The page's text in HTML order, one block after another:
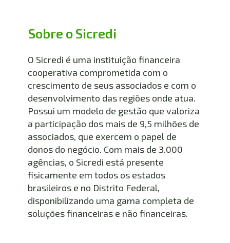
Sobre o Sicredi
O Sicredi é uma instituição financeira
cooperativa comprometida com o
crescimento de seus associados e com o
desenvolvimento das regiões onde atua.
Possui um modelo de gestão que valoriza
a participação dos mais de 9,5 milhões de
associados, que exercem o papel de
donos do negócio. Com mais de 3.000
agências, o Sicredi está presente
fisicamente em todos os estados
brasileiros e no Distrito Federal,
disponibilizando uma gama completa de
soluções financeiras e não financeiras.